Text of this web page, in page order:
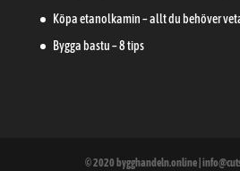
Köpa etanolkamin – allt du behöver
Bygga bastu – 8 tips
© 2020 bygghandeln.online |